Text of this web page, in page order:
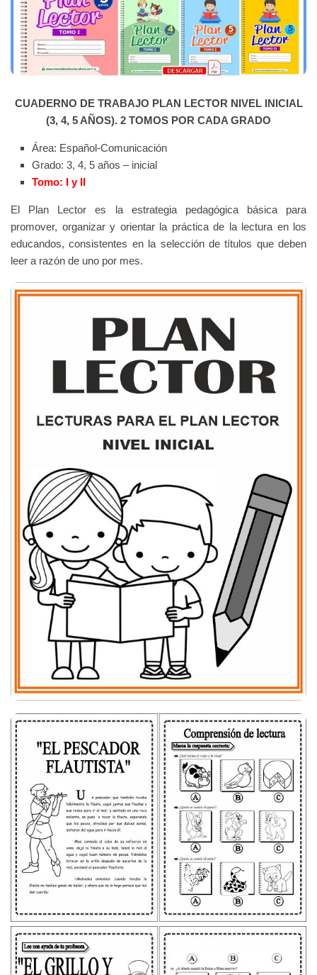
CUADERNO DE TRABAJO PLAN LECTOR NIVEL INICIAL
(3, 4, 5 AÑOS). 2 TOMOS POR CADA GRADO
Área: Español-Comunicación
Grado: 3, 4, 5 años – inicial
Tomo: I y II
El Plan Lector es la estrategia pedagógica básica para
promover, organizar y orientar la práctica de la lectura en los
educandos, consistentes en la selección de títulos que deben
leer a razón de uno por mes.